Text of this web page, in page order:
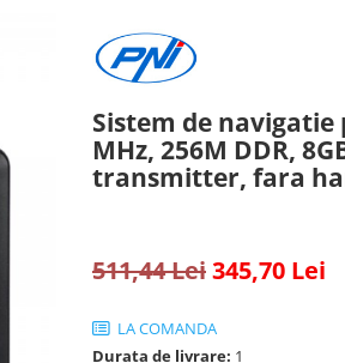
Sistem de navigatie
MHz, 256M DDR,
transmitter, fara
511,44 Lei345,70 Lei
LA COMANDA
Durata de livrare: 1